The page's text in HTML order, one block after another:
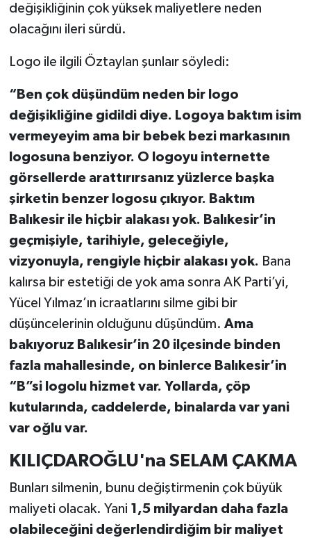
değişikliğinin çok yüksek maliyetlere neden
olacağını ileri sürdü.
Logo ile ilgili Öztaylan şunlaır söyledi:
“Ben çok düşündüm neden bir logo
değişikliğine gidildi diye. Logoya baktım isim
vermeyeyim ama bir bebek bezi markasının
logosuna benziyor. O logoyu internette
görsellerde arattırırsanız yüzlerce başka
şirketin benzer logosu çıkıyor. Baktım
Balıkesir ile hiçbir alakası yok. Balıkesir’in
geçmişiyle, tarihiyle, geleceğiyle,
vizyonuyla, rengiyle hiçbir alakası yok. Bana
kalırsa bir estetiği de yok ama sonra AK Parti’yi,
Yücel Yılmaz’ın icraatlarını silme gibi bir
düşüncelerinin olduğunu düşündüm. Ama
bakıyoruz Balıkesir’in 20 ilçesinde binden
fazla mahallesinde, on binlerce Balıkesir’in
“B”si logolu hizmet var. Yollarda, çöp
kutularında, caddelerde, binalarda var yani
var oğlu var.
KILIÇDAROĞLU'na SELAM ÇAKMA
Bunları silmenin, bunu değiştirmenin çok büyük
maliyeti olacak. Yani 1,5 milyardan daha fazla
olabileceğini değerlendirdiğim bir maliyet